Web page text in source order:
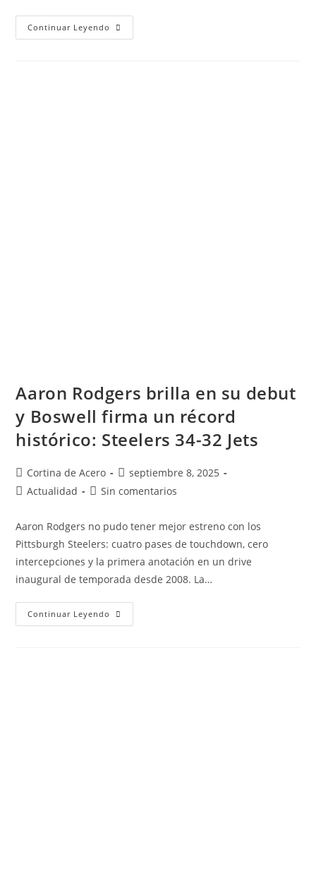
Continuar Leyendo
Aaron Rodgers brilla en su debut
y Boswell firma un récord
histórico: Steelers 34-32 Jets
Cortina de Acero
septiembre 8, 2025
Actualidad
Sin comentarios
Aaron Rodgers no pudo tener mejor estreno con los
Pittsburgh Steelers: cuatro pases de touchdown, cero
intercepciones y la primera anotación en un drive
inaugural de temporada desde 2008. La…
Continuar Leyendo